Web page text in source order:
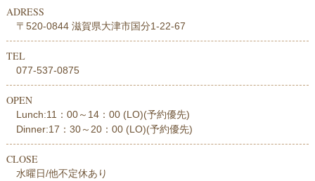
商品紹介
ADRESS
〒520-0844 滋賀県大津市国分1-22-67
TEL
077-537-0875
OPEN
Lunch:11：00～14：00 (LO)(予約優先)
Dinner:17：30～20：00 (LO)(予約優先)
CLOSE
水曜日/他不定休あり